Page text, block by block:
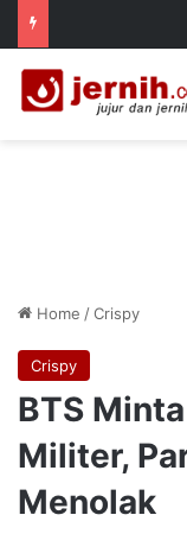
Home /Crispy
Crispy
BTS
Militer,
Menolak